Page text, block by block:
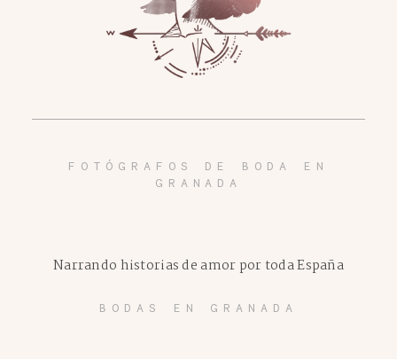
FOTÓGRAFOS DE BODA EN
GRANADA
BODAS EN GRANADA
Narrando historias de amor por toda España